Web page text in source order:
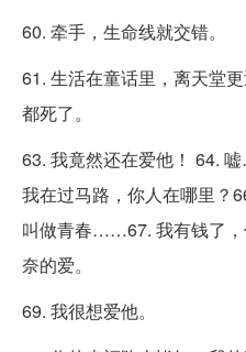
60. 牵手，生命线就交错。
61. 生活在童话里，离天堂
都死了。
63. 我竟然还在爱他！ 64.
我在过马路，你人在哪里？
叫做青春……67. 我有钱了，
奈的爱。
69. 我很想爱他。